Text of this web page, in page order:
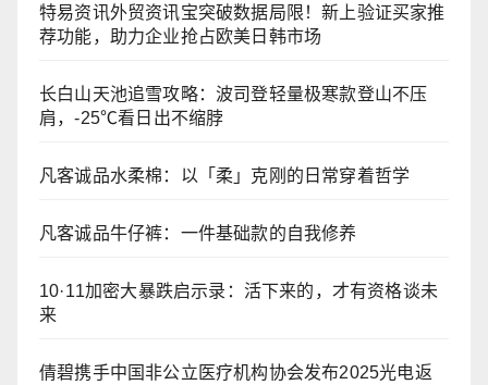
特易资讯外贸资讯宝突破数据局限！新上验证买家推
荐功能，助力企业抢占欧美日韩市场
长白山天池追雪攻略：波司登轻量极寒款登山不压
肩，-25℃看日出不缩脖
凡客诚品水柔棉：以「柔」克刚的日常穿着哲学
凡客诚品牛仔裤：一件基础款的自我修养
10·11加密大暴跌启示录：活下来的，才有资格谈未
来
倩碧携手中国非公立医疗机构协会发布2025光电返